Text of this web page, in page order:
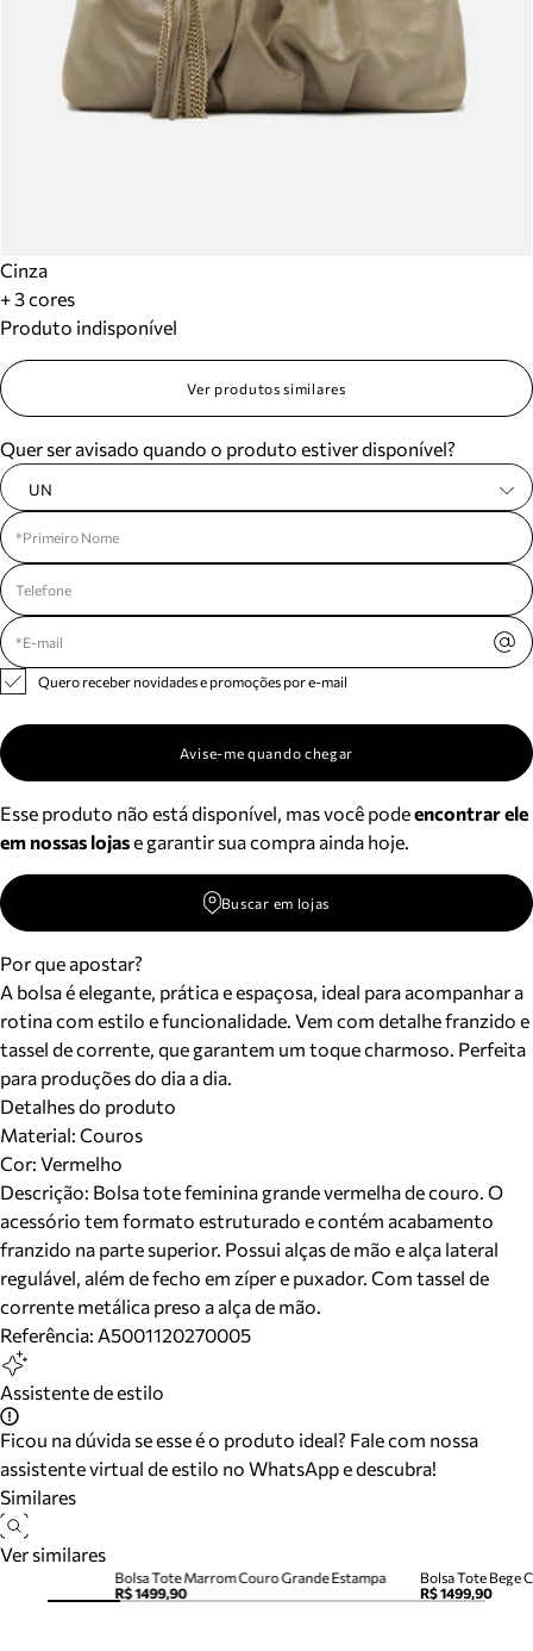
Cinza
+ 3 cores
Produto indisponível
Ver produtos similares
Quer ser avisado quando o produto estiver disponível?
UN
Quero receber novidades e promoções por e-mail
Avise-me quando chegar
Esse produto não está disponível, mas você podeencontrar ele
em nossas lojase garantir sua compra ainda hoje.
Buscar em lojas
Por que apostar?
A bolsa é elegante, prática e espaçosa, ideal para acompanhar a
rotina com estilo e funcionalidade. Vem com detalhe franzido e
tassel de corrente, que garantem um toque charmoso. Perfeita
para produções do dia a dia.
Detalhes do produto
Material: Couros
Cor: Vermelho
Descrição: Bolsa tote feminina grande vermelha de couro. O
acessório tem formato estruturado e contém acabamento
franzido na parte superior. Possui alças de mão e alça lateral
regulável, além de fecho em zíper e puxador. Com tassel de
corrente metálica preso a alça de mão.
Referência: A5001120270005
Assistente de estilo
Ficou na dúvida se esse é o produto ideal? Fale com nossa
assistente virtual de estilo no WhatsApp e descubra!
Similares
Ver similares
Bolsa Tote Marrom Couro Grande Estampa
R$ 1499,90
Bolsa Tote Bege
R$ 1499,90